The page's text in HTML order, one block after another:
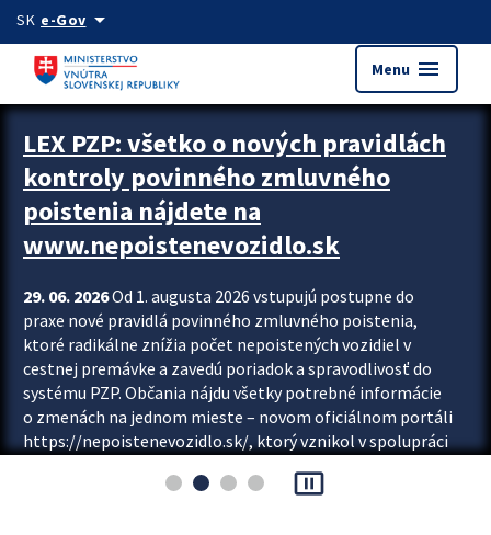
Preskocit na hlavný obsah
SK e-Govarrow_drop_down
Menu menu
Zastavit automatický posun upútavok
LEX PZP: všetko o nových pravidlách
kontroly povinného zmluvného
poistenia nájdete na
www.nepoistenevozidlo.sk
29. 06. 2026Od 1. augusta 2026 vstupujú postupne do
praxe nové pravidlá povinného zmluvného poistenia,
ktoré radikálne znížia počet nepoistených vozidiel v
cestnej premávke a zavedú poriadok a spravodlivosť do
systému PZP. Občania nájdu všetky potrebné informácie
o zmenách na jednom mieste – novom oficiálnom portáli
https://nepoistenevozidlo.sk/, ktorý vznikol v spolupráci
asociácie poisťovní (SLASPO) a Ministerstva vnútra SR.
pause_presentation